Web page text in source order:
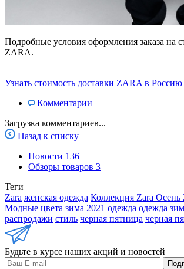
Подробные условия оформления заказа на
ZARA.
Узнать стоимость доставки ZARA в Россию
Комментарии
Загрузка комментариев...
Назад к списку
Новости 136
Обзоры товаров 3
Теги
Zara женская одежда Коллекция Zara Осень
Модные цвета зима 2021 одежда одежда
распродажи стиль черная пятница черная
Будьте в курсе наших акций и новостей